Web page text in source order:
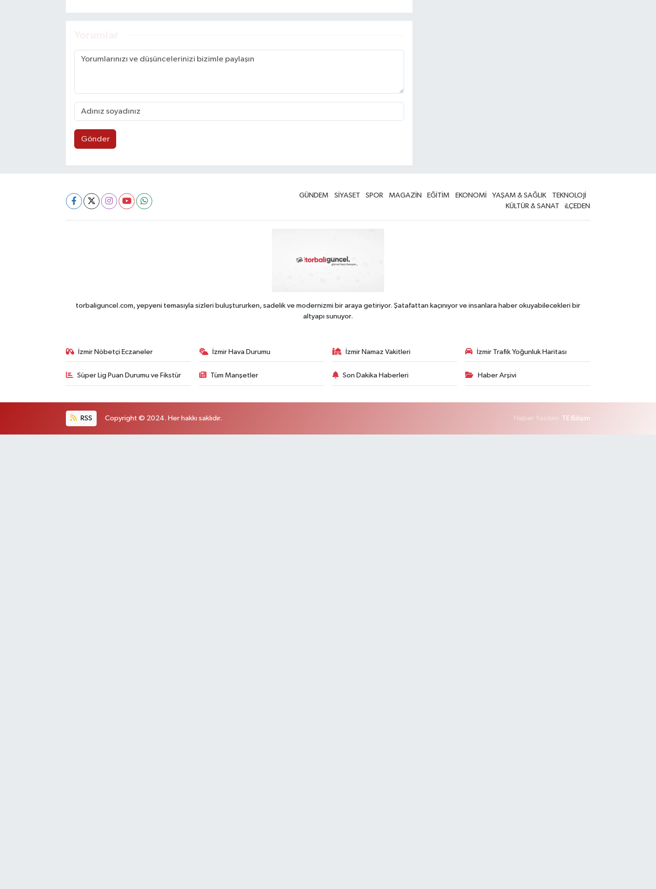
Gönder
GÜNDEM SİYASET SPOR MAGAZİN EĞİTİM EKONOMİ YAŞAM & SAĞLIK
TEKNOLOJİ
KÜLTÜR & SANAT
iLÇEDEN
torbaliguncel.com, yepyeni temasıyla sizleri buluştururken, sadelik ve modernizmi bir araya getiriyor. Şatafattan kaçınıyor ve insanlara haber okuyabilecekleri bir
altyapı sunuyor.
İzmir Nöbetçi Eczaneler İzmir Hava Durumu İzmir Namaz Vakitleri İzmir Trafik Yoğunluk Haritası
Süper Lig Puan Durumu ve Fikstür Tüm Manşetler Son Dakika Haberleri Haber Arşivi
RSS Copyright © 2024. Her hakkı saklıdır. Haber Yazılımı: TE Bilişim